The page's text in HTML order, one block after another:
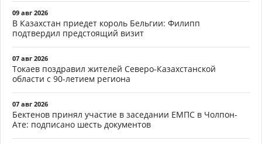
09 авг 2026
В Казахстан приедет король Бельгии: Филипп
подтвердил предстоящий визит
07 авг 2026
Токаев поздравил жителей Северо-Казахстанской
области с 90-летием региона
07 авг 2026
Бектенов принял участие в заседании ЕМПС в Чолпон-
Ате: подписано шесть документов